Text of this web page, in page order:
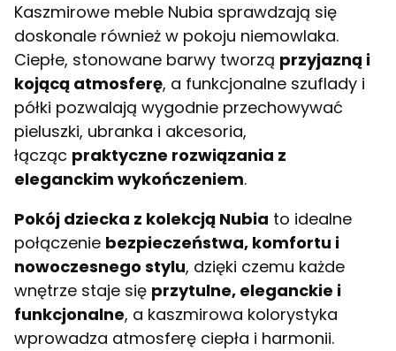
Kaszmirowe meble Nubia sprawdzają się
doskonale również w pokoju niemowlaka.
Ciepłe, stonowane barwy tworzą przyjazną i
kojącą atmosferę, a funkcjonalne szuflady i
półki pozwalają wygodnie przechowywać
pieluszki, ubranka i akcesoria,
łącząc praktyczne rozwiązania z
eleganckim wykończeniem.
Pokój dziecka z kolekcją Nubia to idealne
połączenie bezpieczeństwa, komfortu i
nowoczesnego stylu, dzięki czemu każde
wnętrze staje się przytulne, eleganckie i
funkcjonalne, a kaszmirowa kolorystyka
wprowadza atmosferę ciepła i harmonii.